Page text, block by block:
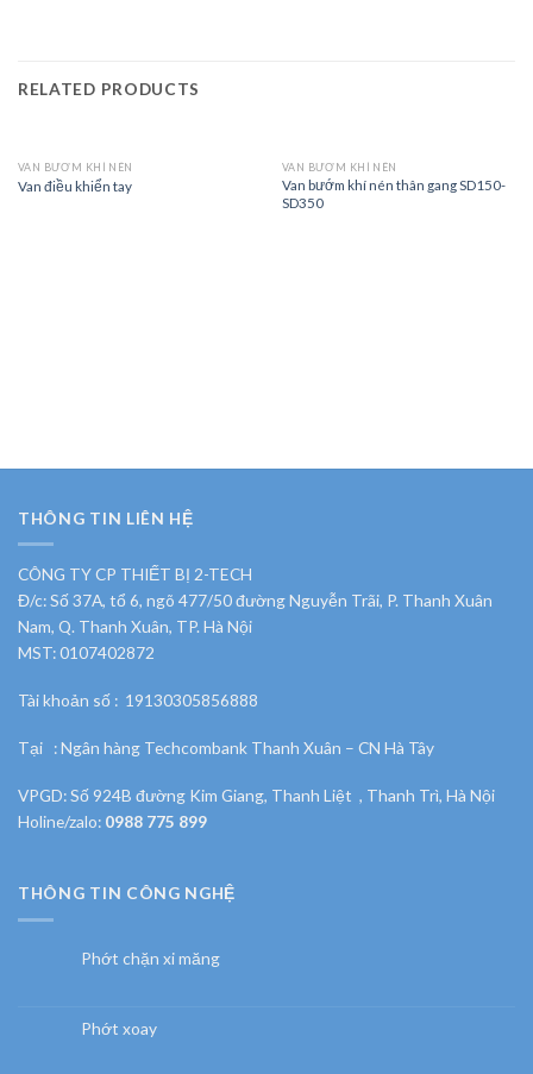
RELATED PRODUCTS
VAN BƯỚM KHÍ NÉN
Van điều khiển tay
VAN BƯỚM KHÍ NÉN
Van bướm khí nén thân gang SD150-
SD350
THÔNG TIN LIÊN HỆ
CÔNG TY CP THIẾT BỊ 2-TECH
Đ/c: Số 37A, tổ 6, ngõ 477/50 đường Nguyễn Trãi, P. Thanh Xuân
Nam, Q. Thanh Xuân, TP. Hà Nội
MST: 0107402872
Tài khoản số : 19130305856888
Tại : Ngân hàng Techcombank Thanh Xuân – CN Hà Tây
VPGD: Số 924B đường Kim Giang, Thanh Liệt , Thanh Trì, Hà Nội
Holine/zalo: 0988 775 899
THÔNG TIN CÔNG NGHỆ
Phớt chặn xi măng
Phớt xoay